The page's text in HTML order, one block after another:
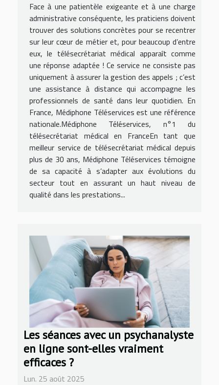
Face à une patientèle exigeante et à une charge
administrative conséquente, les praticiens doivent
trouver des solutions concrètes pour se recentrer
sur leur cœur de métier et, pour beaucoup d’entre
eux, le télésecrétariat médical apparaît comme
une réponse adaptée ! Ce service ne consiste pas
uniquement à assurer la gestion des appels ; c’est
une assistance à distance qui accompagne les
professionnels de santé dans leur quotidien. En
France, Médiphone Téléservices est une référence
nationale.Médiphone Téléservices, n°1 du
télésecrétariat médical en FranceEn tant que
meilleur service de télésecrétariat médical depuis
plus de 30 ans, Médiphone Téléservices témoigne
de sa capacité à s’adapter aux évolutions du
secteur tout en assurant un haut niveau de
qualité dans les prestations...
Les séances avec un psychanalyste
en ligne sont-elles vraiment
efficaces ?
Lun. 25 août 2025